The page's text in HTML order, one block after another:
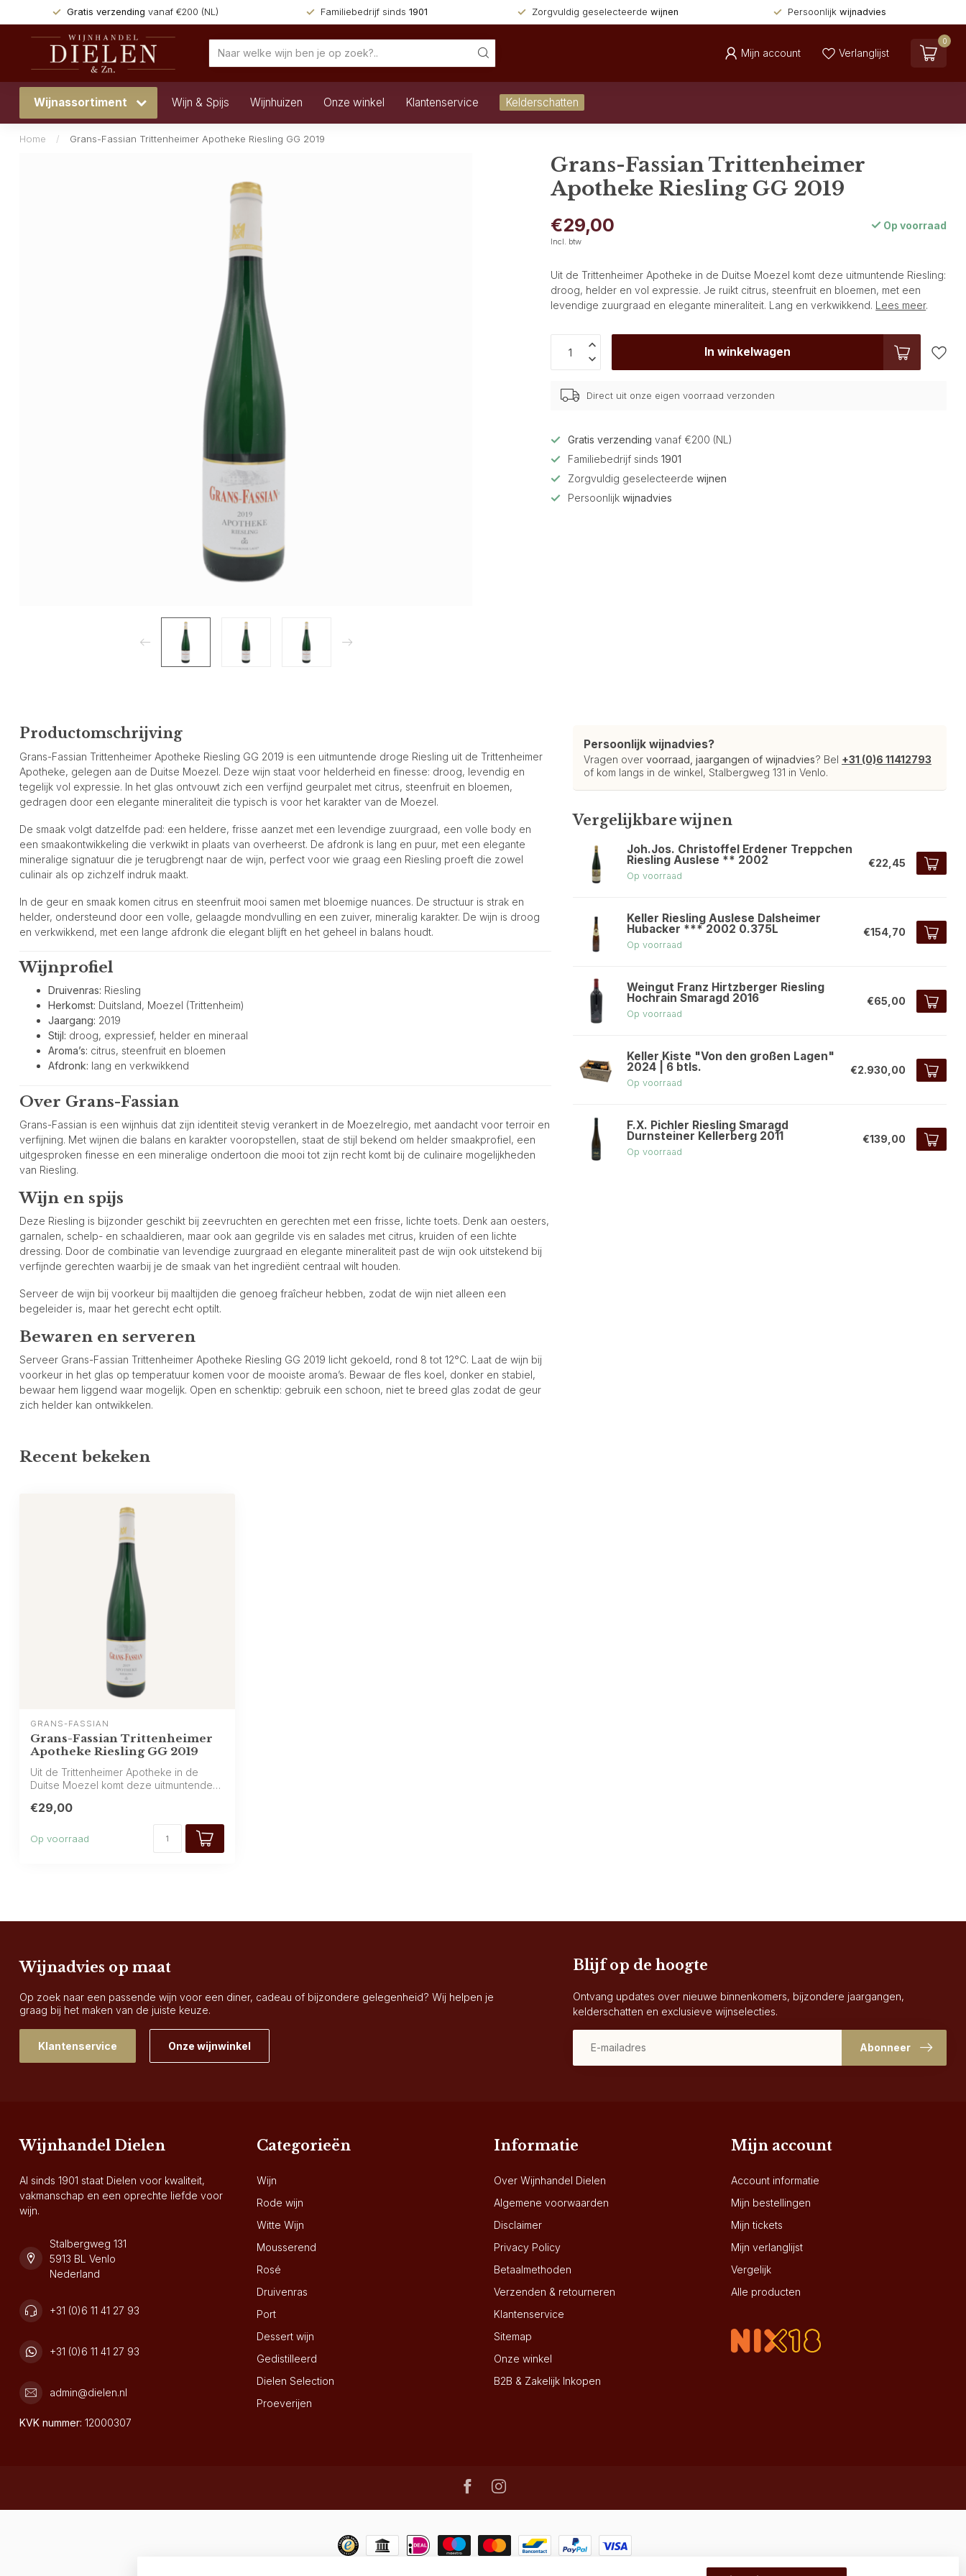
Gratis verzending vanaf €200 (NL) Familiebedrijf sinds 1901 Zorgvuldig geselecteerde wijnen Persoonlijk wijnadvies
Mijn account Verlanglijst
0
Wijnassortiment Wijn & Spijs Wijnhuizen Onze winkel Klantenservice Kelderschatten
Home / Grans-Fassian Trittenheimer Apotheke Riesling GG 2019
Grans-Fassian Trittenheimer
Apotheke Riesling GG 2019
€29,00
Incl. btw
Op voorraad
Uit de Trittenheimer Apotheke in de Duitse Moezel komt deze uitmuntende Riesling:
droog, helder en vol expressie. Je ruikt citrus, steenfruit en bloemen, met een
levendige zuurgraad en elegante mineraliteit. Lang en verkwikkend. Lees meer.
In winkelwagen
Direct uit onze eigen voorraad verzonden
Gratis verzending vanaf €200 (NL)
Familiebedrijf sinds1901
Zorgvuldig geselecteerdewijnen
Persoonlijkwijnadvies
Productomschrijving
Grans-Fassian Trittenheimer Apotheke Riesling GG 2019 is een uitmuntende droge Riesling uit de Trittenheimer
Apotheke, gelegen aan de Duitse Moezel. Deze wijn staat voor helderheid en finesse: droog, levendig en
tegelijk vol expressie. In het glas ontvouwt zich een verfijnd geurpalet met citrus, steenfruit en bloemen,
gedragen door een elegante mineraliteit die typisch is voor het karakter van de Moezel.
De smaak volgt datzelfde pad: een heldere, frisse aanzet met een levendige zuurgraad, een volle body en
een smaakontwikkeling die verkwikt in plaats van overheerst. De afdronk is lang en puur, met een elegante
mineralige signatuur die je terugbrengt naar de wijn, perfect voor wie graag een Riesling proeft die zowel
culinair als op zichzelf indruk maakt.
In de geur en smaak komen citrus en steenfruit mooi samen met bloemige nuances. De structuur is strak en
helder, ondersteund door een volle, gelaagde mondvulling en een zuiver, mineralig karakter. De wijn is droog
en verkwikkend, met een lange afdronk die elegant blijft en het geheel in balans houdt.
Wijnprofiel
Druivenras: Riesling
Herkomst: Duitsland, Moezel (Trittenheim)
Jaargang: 2019
Stijl: droog, expressief, helder en mineraal
Aroma’s: citrus, steenfruit en bloemen
Afdronk: lang en verkwikkend
Over Grans-Fassian
Grans-Fassian is een wijnhuis dat zijn identiteit stevig verankert in de Moezelregio, met aandacht voor terroir en
verfijning. Met wijnen die balans en karakter vooropstellen, staat de stijl bekend om helder smaakprofiel, een
uitgesproken finesse en een mineralige ondertoon die mooi tot zijn recht komt bij de culinaire mogelijkheden
van Riesling.
Wijn en spijs
Deze Riesling is bijzonder geschikt bij zeevruchten en gerechten met een frisse, lichte toets. Denk aan oesters,
garnalen, schelp- en schaaldieren, maar ook aan gegrilde vis en salades met citrus, kruiden of een lichte
dressing. Door de combinatie van levendige zuurgraad en elegante mineraliteit past de wijn ook uitstekend bij
verfijnde gerechten waarbij je de smaak van het ingrediënt centraal wilt houden.
Serveer de wijn bij voorkeur bij maaltijden die genoeg fraîcheur hebben, zodat de wijn niet alleen een
begeleider is, maar het gerecht echt optilt.
Bewaren en serveren
Serveer Grans-Fassian Trittenheimer Apotheke Riesling GG 2019 licht gekoeld, rond 8 tot 12°C. Laat de wijn bij
voorkeur in het glas op temperatuur komen voor de mooiste aroma’s. Bewaar de fles koel, donker en stabiel,
bewaar hem liggend waar mogelijk. Open en schenktip: gebruik een schoon, niet te breed glas zodat de geur
zich helder kan ontwikkelen.
Persoonlijk wijnadvies?
Vragen over voorraad, jaargangen of wijnadvies? Bel +31 (0)6 11412793
of kom langs in de winkel, Stalbergweg 131 in Venlo.
Vergelijkbare wijnen
Joh.Jos. Christoffel Erdener Treppchen
Riesling Auslese ** 2002
Op voorraad
€22,45
Keller Riesling Auslese Dalsheimer
Hubacker *** 2002 0.375L
Op voorraad
€154,70
Weingut Franz Hirtzberger Riesling
Hochrain Smaragd 2016
Op voorraad
€65,00
Keller Kiste "Von den großen Lagen"
2024 | 6 btls.
Op voorraad
€2.930,00
F.X. Pichler Riesling Smaragd
Durnsteiner Kellerberg 2011
Op voorraad
€139,00
Recent bekeken
GRANS-FASSIAN
Grans-Fassian Trittenheimer
Apotheke Riesling GG 2019
Uit de Trittenheimer Apotheke in de
Duitse Moezel komt deze uitmuntende
€29,00
Op voorraad
Wijnadvies op maat
Op zoek naar een passende wijn voor een diner, cadeau of bijzondere gelegenheid? Wij helpen je
graag bij het maken van de juiste keuze.
Klantenservice Onze wijnwinkel
Blijf op de hoogte
Ontvang updates over nieuwe binnenkomers, bijzondere jaargangen,
kelderschatten en exclusieve wijnselecties.
Abonneer
Wijnhandel Dielen
Al sinds 1901 staat Dielen voor kwaliteit,
vakmanschap en een oprechte liefde voor
wijn.
Stalbergweg 131
5913 BL Venlo
Nederland
+31 (0)6 11 41 27 93
+31 (0)6 11 41 27 93
admin@dielen.nl
KVK nummer: 12000307
Categorieën
Wijn
Rode wijn
Witte Wijn
Mousserend
Rosé
Druivenras
Port
Dessert wijn
Gedistilleerd
Dielen Selection
Proeverijen
Informatie
Over Wijnhandel Dielen
Algemene voorwaarden
Disclaimer
Privacy Policy
Betaalmethoden
Verzenden & retourneren
Klantenservice
Sitemap
Onze winkel
B2B & Zakelijk Inkopen
Mijn account
Account informatie
Mijn bestellingen
Mijn tickets
Mijn verlanglijst
Vergelijk
Alle producten